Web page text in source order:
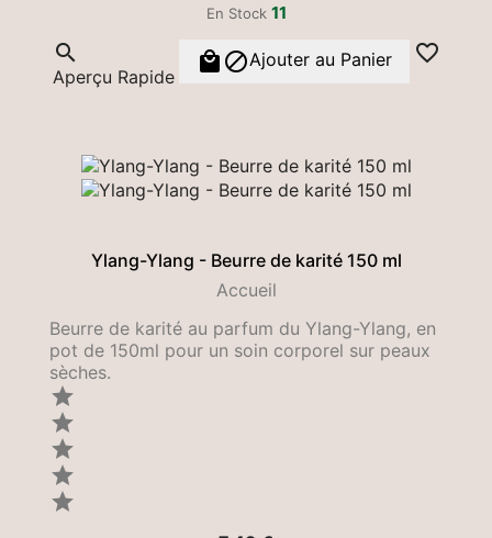
En Stock 11

Aperçu Rapide
 Ajouter au Panier 
Ylang-Ylang - Beurre de karité 150 ml
Accueil
Beurre de karité au parfum du Ylang-Ylang, en
pot de 150ml pour un soin corporel sur peaux
sèches.




